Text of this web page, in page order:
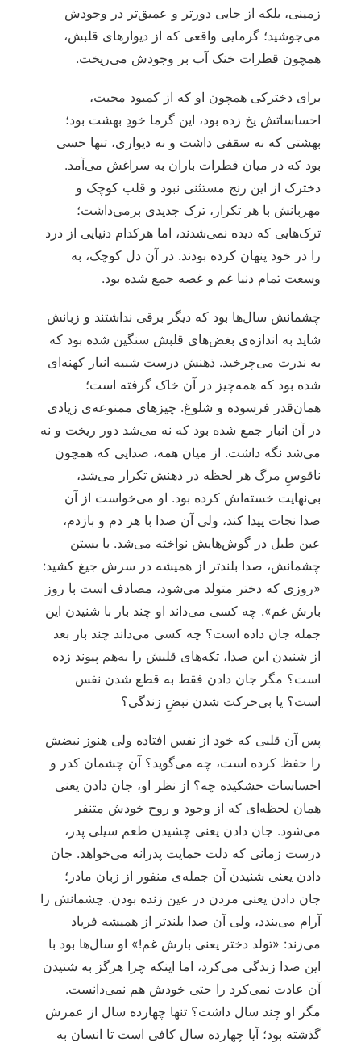
زمینی، بلکه از جایی دورتر و عمیق‌تر در وجودش
می‌جوشید؛ گرمایی واقعی که از دیوارهای قلبش،
همچون قطرات خنک آب بر وجودش می‌ریخت.
برای دخترکی همچون او که از کمبود محبت،
احساساتش یخ زده بود، این گرما خودِ بهشت بود؛
بهشتی که نه سقفی داشت و نه دیواری، تنها حسی
بود که در میان قطرات باران به سراغش می‌آمد.
دخترک از این رنج مستثنی نبود و قلب کوچک و
مهربانش با هر تکرار، ترک جدیدی برمی‌داشت؛
ترک‌هایی که دیده نمی‌شدند، اما هرکدام دنیایی از درد
را در خود پنهان کرده بودند. در آن دل کوچک، به
وسعت تمام دنیا غم و غصه جمع شده بود.
چشمانش سال‌ها بود که دیگر برقی نداشتند و زبانش
شاید به اندازه‌ی بغض‌های قلبش سنگین شده بود که
به ندرت می‌چرخید. ذهنش درست شبیه انبار کهنه‌ای
شده بود که همه‌چیز در آن خاک گرفته است؛
همان‌قدر فرسوده و شلوغ. چیزهای ممنوعه‌ی زیادی
در آن انبار جمع شده بود که نه می‌شد دور ریخت و نه
می‌شد نگه داشت. از میان همه، صدایی که همچون
ناقوسِ مرگ هر لحظه در ذهنش تکرار می‌شد،
بی‌نهایت خسته‌اش کرده بود. او می‌خواست از آن
صدا نجات پیدا کند، ولی آن صدا با هر دم و بازدم،
عین طبل در گوش‌هایش نواخته می‌شد. با بستن
چشمانش، صدا بلندتر از همیشه در سرش جیغ کشید:
«روزی که دختر متولد می‌شود، مصادف است با روز
بارش غم». چه کسی می‌داند او چند بار با شنیدن این
جمله جان داده است؟ چه کسی می‌داند چند بار بعد
از شنیدن این صدا، تکه‌های قلبش را به‌هم پیوند زده
است؟ مگر جان دادن فقط به قطع شدن نفس
است؟ یا بی‌حرکت شدن نبضِ زندگی؟
پس آن قلبی که خود از نفس افتاده ولی هنوز نبضش
را حفظ کرده است، چه می‌گوید؟ آن چشمان کدر و
احساسات خشکیده چه؟ از نظر او، جان دادن یعنی
همان لحظه‌ای که از وجود و روح خودش متنفر
می‌شود. جان دادن یعنی چشیدن طعم سیلی پدر،
درست زمانی که دلت حمایت پدرانه می‌خواهد. جان
دادن یعنی شنیدن آن جمله‌ی منفور از زبان مادر؛
جان دادن یعنی مردن در عین زنده بودن. چشمانش را
آرام می‌بندد، ولی آن صدا بلندتر از همیشه فریاد
می‌زند: «تولد دختر یعنی بارش غم!» او سال‌ها بود با
این صدا زندگی می‌کرد، اما اینکه چرا هرگز به شنیدن
آن عادت نمی‌کرد را حتی خودش هم نمی‌دانست.
مگر او چند سال داشت؟ تنها چهارده سال از عمرش
گذشته بود؛ آیا چهارده سال کافی است تا انسان به